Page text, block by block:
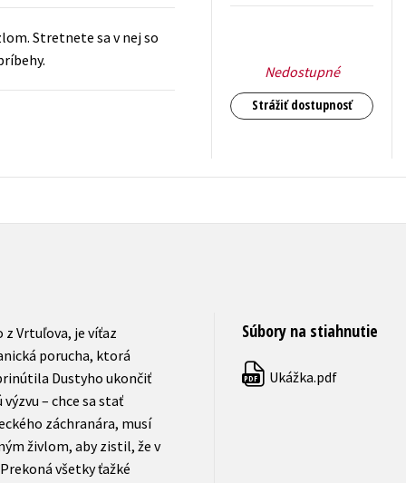
Stretnete sa v nej so
Nedostupné
Strážiť dostupnosť
z Vrtuľova, je víťaz
porucha, ktorá
Dustyho ukončiť
– chce sa stať
záchranára, musí
živlom, aby zistil, že v
všetky ťažké
Súbory na stiahnutie
PDF Ukážka.pdf